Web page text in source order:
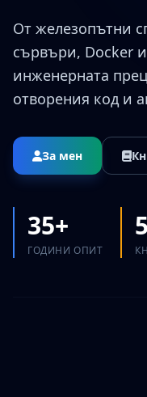
От железопътни
сървъри, Docker
инженерната
отворения код и
За мен
35+
ГОДИНИ ОПИТ
5